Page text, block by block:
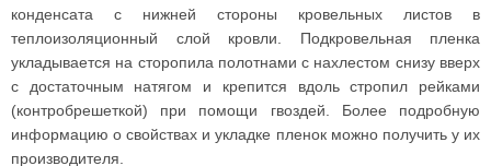
конденсата с нижней стороны кровельных листов в
теплоизоляционный слой кровли. Подкровельная пленка
укладывается на сторопила полотнами с нахлестом снизу вверх
с достаточным натягом и крепится вдоль стропил рейками
(контробрешеткой) при помощи гвоздей. Более подробную
информацию о свойствах и укладке пленок можно получить у их
производителя.